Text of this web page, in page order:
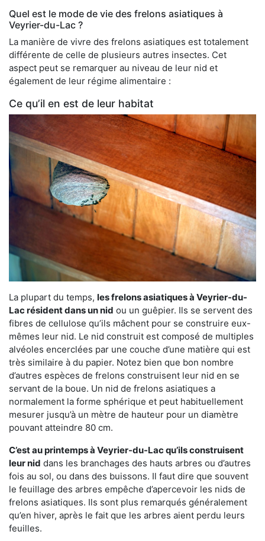
Quel est le mode de vie des frelons asiatiques à
Veyrier-du-Lac ?
La manière de vivre des frelons asiatiques est totalement
différente de celle de plusieurs autres insectes. Cet
aspect peut se remarquer au niveau de leur nid et
également de leur régime alimentaire :
Ce qu’il en est de leur habitat
La plupart du temps, les frelons asiatiques à Veyrier-du-
Lac résident dans un nid ou un guêpier. Ils se servent des
fibres de cellulose qu’ils mâchent pour se construire eux-
mêmes leur nid. Le nid construit est composé de multiples
alvéoles encerclées par une couche d’une matière qui est
très similaire à du papier. Notez bien que bon nombre
d’autres espèces de frelons construisent leur nid en se
servant de la boue. Un nid de frelons asiatiques a
normalement la forme sphérique et peut habituellement
mesurer jusqu’à un mètre de hauteur pour un diamètre
pouvant atteindre 80 cm.
C’est au printemps à Veyrier-du-Lac qu’ils construisent
leur nid dans les branchages des hauts arbres ou d’autres
fois au sol, ou dans des buissons. Il faut dire que souvent
le feuillage des arbres empêche d’apercevoir les nids de
frelons asiatiques. Ils sont plus remarqués généralement
qu’en hiver, après le fait que les arbres aient perdu leurs
feuilles.